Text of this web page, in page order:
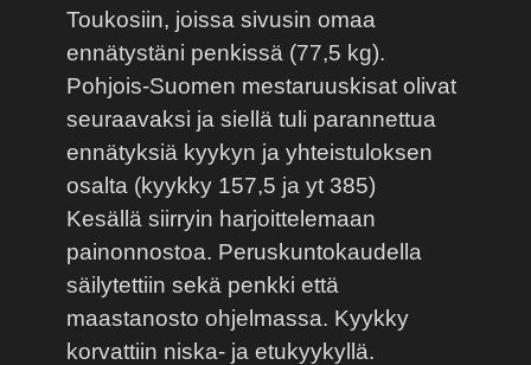
Toukosiin, joissa sivusin omaa
ennätystäni penkissä (77,5 kg).
Pohjois-Suomen mestaruuskisat olivat
seuraavaksi ja siellä tuli parannettua
ennätyksiä kyykyn ja yhteistuloksen
osalta (kyykky 157,5 ja yt 385)
Kesällä siirryin harjoittelemaan
painonnostoa. Peruskuntokaudella
säilytettiin sekä penkki että
maastanosto ohjelmassa. Kyykky
korvattiin niska- ja etukyykyllä.